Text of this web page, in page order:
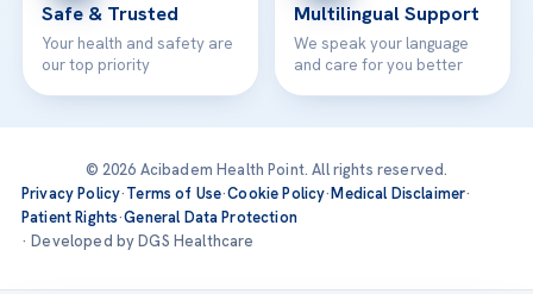
Safe & Trusted
Your health and safety are
our top priority
Multilingual Support
We speak your language
and care for you better
© 2026 Acibadem Health Point. All rights reserved.
Privacy Policy·Terms of Use·Cookie Policy·Medical Disclaimer·
Patient Rights·General Data Protection
· Developed by DGS Healthcare